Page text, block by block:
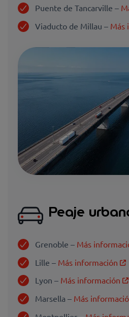
Puente de Tancarville –
Viaducto de Millau – Más
Peaje
Grenoble – Más
Lille – Más información
Lyon – Más información
Marsella – Más